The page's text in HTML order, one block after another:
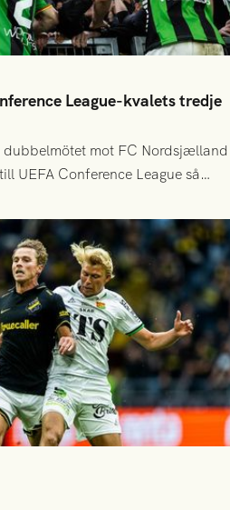
League-kvalets tredje
dubbelmötet mot FC Nordsjælland
UEFA Conference League så
kort därpå. Motståndare blir
Valur och HŠK Zrinjski